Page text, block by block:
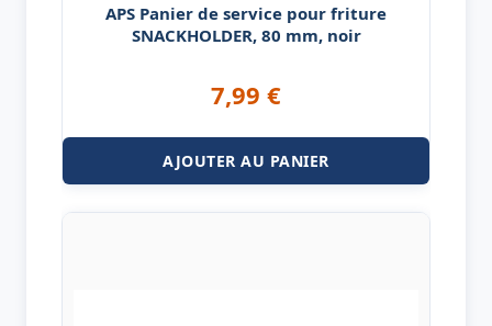
APS Panier de service pour friture
SNACKHOLDER, 80 mm, noir
7,99 €
AJOUTER AU PANIER